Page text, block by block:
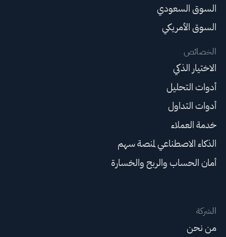
السوق السعودي
السوق الأمريكي
الخصائص
الاختيار الذكي
أدوات التحليل
أدوات التداول
خدمة العملاء
الذكاء الاصطناعي لمنصة سهم
أمان الحساب والربح والخسارة
الشركة
من نحن